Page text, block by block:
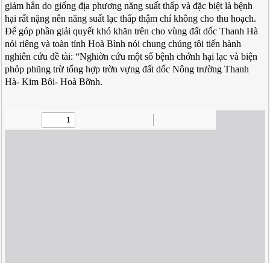
giảm hẳn do giống địa phương năng suất thấp và đặc biệt là bệnh
hại rất nặng nên năng suất lạc thấp thậm chí không cho thu hoạch.
Để góp phần giải quyết khó khăn trên cho vùng đất dốc Thanh Hà
nói riêng và toàn tỉnh Hoà Bình nói chung chúng tôi tiến hành
nghiên cứu đề tài: “Nghiờn cứu một số bệnh chớnh hại lạc và biện
phỏp phũng trừ tổng hợp trờn vựng đất dốc Nông trường Thanh
Hà- Kim Bôi- Hoà Bỡnh.